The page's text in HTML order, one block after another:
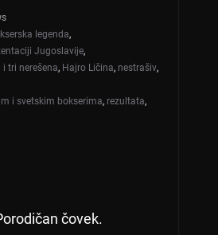
legenda,
Jugoslavije,
tri nerešena, Hajro Ličina, nestrašiv,
i svetskim bokserima, rezultata,
čovek.